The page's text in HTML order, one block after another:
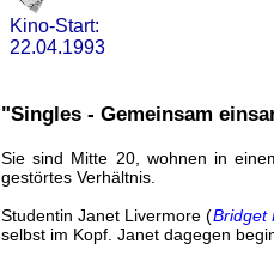
Kino-Start:
22.04.1993
"Singles - Gemeinsam
Sie sind Mitte 20, wohnen in
gestörtes Verhältnis.
Studentin Janet Livermore (Bridget
selbst im Kopf. Janet dagegen